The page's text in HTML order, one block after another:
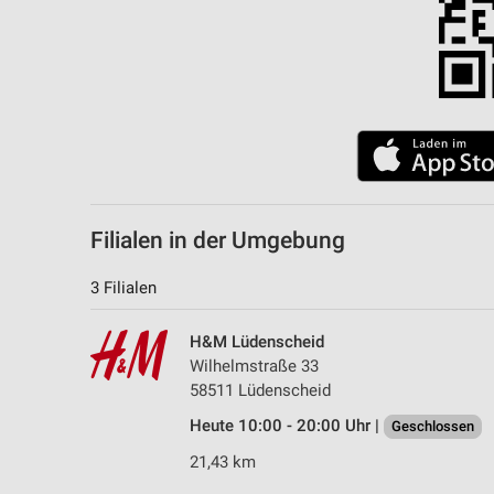
Filialen in der Umgebung
3 Filialen
H&M Lüdenscheid
Wilhelmstraße 33
58511 Lüdenscheid
Heute 10:00 - 20:00 Uhr |
Geschlossen
21,43 km